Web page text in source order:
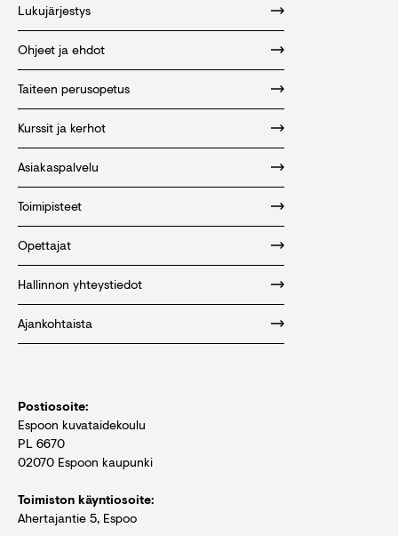
Lukujärjestys
Ohjeet ja ehdot
Taiteen perusopetus
Kurssit ja kerhot
Asiakaspalvelu
Toimipisteet
Opettajat
Hallinnon yhteystiedot
Ajankohtaista
Postiosoite:
Espoon kuvataidekoulu
PL 6670
02070 Espoon kaupunki
Toimiston käyntiosoite:
Ahertajantie 5, Espoo